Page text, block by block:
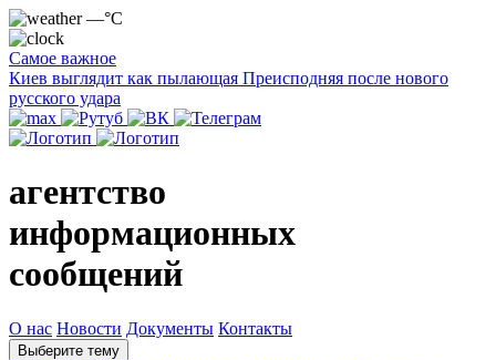
—°C
Самое важное
Киев выглядит как пылающая Преисподняя после нового
русского удара
агентство
информационных
сообщений
О нас Новости Документы Контакты
Выберите тему